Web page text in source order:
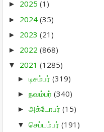
► 2025 (1)
► 2024 (35)
► 2023 (21)
► 2022 (868)
▼ 2021 (1285)
► டிசம்பர் (319)
► நவம்பர் (340)
► அக்டோபர் (15)
▼ செப்டம்பர் (191)